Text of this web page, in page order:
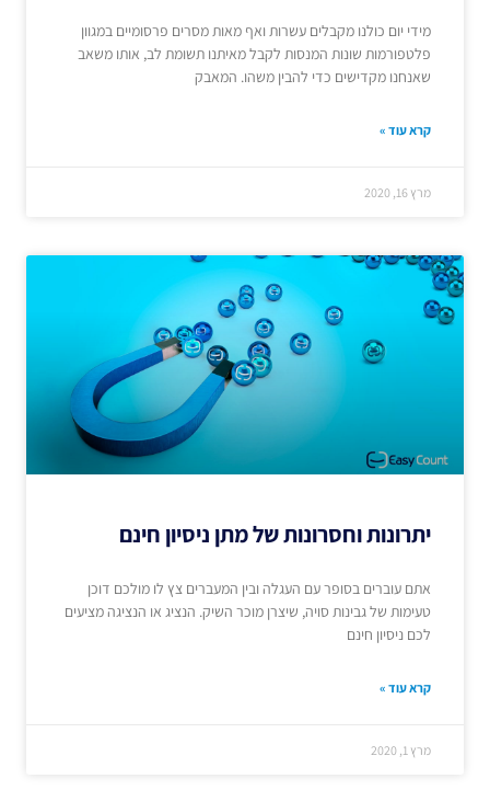
מידי יום כולנו מקבלים עשרות ואף מאות מסרים פרסומיים במגוון
פלטפורמות שונות המנסות לקבל מאיתנו תשומת לב, אותו משאב
שאנחנו מקדישים כדי להבין משהו. המאבק
קרא עוד »
מרץ 16, 2020
יתרונות וחסרונות של מתן ניסיון חינם
אתם עוברים בסופר עם העגלה ובין המעברים צץ לו מולכם דוכן
טעימות של גבינות סויה, שיצרן מוכר השיק. הנציג או הנציגה מציעים
לכם ניסיון חינם
קרא עוד »
מרץ 1, 2020